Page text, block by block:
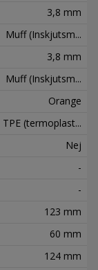
3,8 mm
Muff (Inskjutsm...
3,8 mm
Muff (Inskjutsm...
Orange
TPE (termoplast...
Nej
-
-
123 mm
60 mm
124 mm